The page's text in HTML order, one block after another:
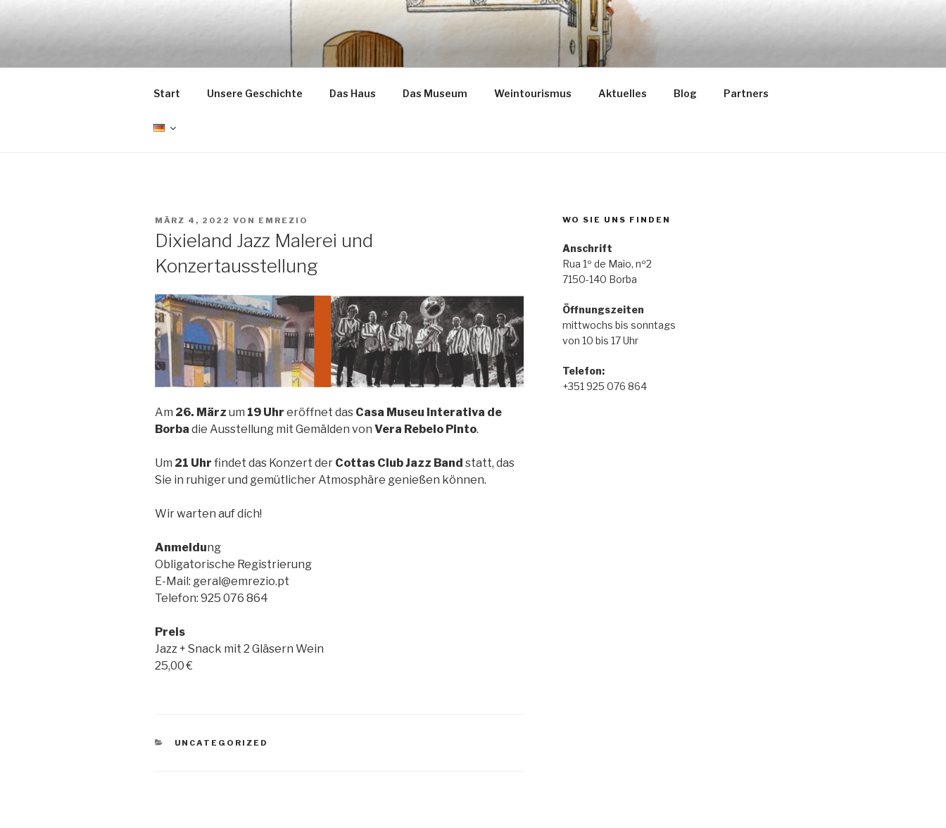
EMRÉZIO
Casa Museu Interativa de Borba
Start Unsere Geschichte Das Haus Das Museum Weintourismus Aktuelles Blog Partners
VERÖFFENTLICHT
MÄRZ 4, 2022 VON EMREZIO
Dixieland Jazz Malerei und
Konzertausstellung
Am 26. März um 19 Uhr eröffnet das Casa Museu Interativa de
Borba die Ausstellung mit Gemälden von Vera Rebelo Pinto.
Um 21 Uhr findet das Konzert der Cottas Club Jazz Band statt, das
Sie in ruhiger und gemütlicher Atmosphäre genießen können.
Wir warten auf dich!
Anmeldung
Obligatorische Registrierung
E-Mail: geral@emrezio.pt
Telefon: 925 076 864
Preis
Jazz + Snack mit 2 Gläsern Wein
25,00 €
KATEGORIEN
UNCATEGORIZED
WO SIE UNS FINDEN
Anschrift
Rua 1º de Maio, nº2
7150-140 Borba
Öffnungszeiten
mittwochs bis sonntags
von 10 bis 17 Uhr
Telefon:
+351 925 076 864